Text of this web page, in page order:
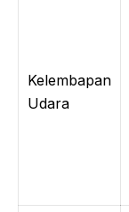
Kelembapan
Udara